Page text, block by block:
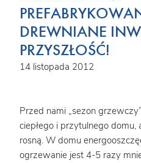
DREWNIANE
PRZYSZŁOŚĆ!
14 listopada 2012
Przed nami „sezon
ciepłego i przytulnego
rosną. W domu
ogrzewanie jest 4-5 razy